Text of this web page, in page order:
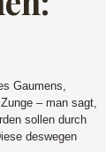
Gaumens,
– man sagt,
sollen durch
deswegen